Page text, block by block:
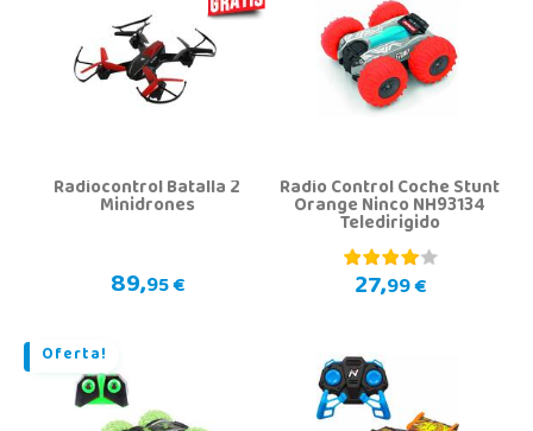
Radiocontrol Batalla 2
Minidrones
89,95 €
Radio Control Coche Stunt
Orange Ninco NH93134
Teledirigido
27,99 €
Oferta!